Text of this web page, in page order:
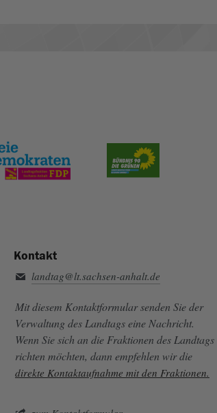
Kontakt
landtag@lt.sachsen-anhalt.de
Mit diesem Kontaktformular senden Sie der
Verwaltung des Landtags eine Nachricht.
Wenn Sie sich an die Fraktionen des Landtags
richten möchten, dann empfehlen wir die
direkte Kontaktaufnahme mit den Fraktionen.